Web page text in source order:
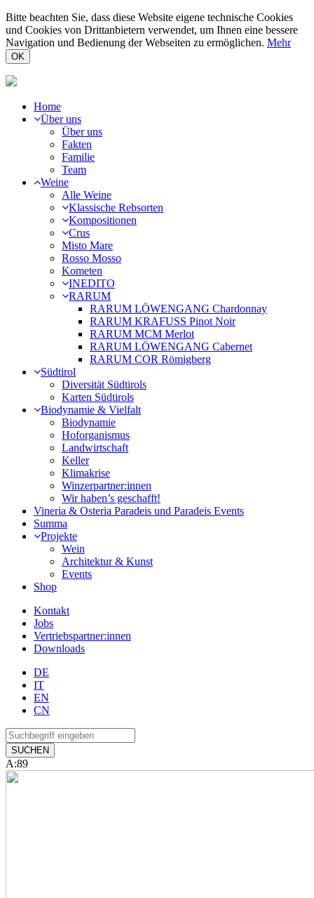
Bitte beachten Sie, dass diese Website eigene technische Cookies
und Cookies von Drittanbietern verwendet, um Ihnen eine bessere
Navigation und Bedienung der Webseiten zu ermöglichen. Mehr
OK
Home
Über uns
Über uns
Fakten
Familie
Team
Weine
Alle Weine
Klassische Rebsorten
Kompositionen
Crus
Misto Mare
Rosso Mosso
Kometen
INEDITO
RARUM
RARUM LÖWENGANG Chardonnay
RARUM KRAFUSS Pinot Noir
RARUM MCM Merlot
RARUM LÖWENGANG Cabernet
RARUM COR Römigberg
Südtirol
Diversität Südtirols
Karten Südtirols
Biodynamie & Vielfalt
Biodynamie
Hoforganismus
Landwirtschaft
Keller
Klimakrise
Winzerpartner:innen
Wir haben’s geschafft!
Vineria & Osteria Paradeis und Paradeis Events
Summa
Projekte
Wein
Architektur & Kunst
Events
Shop
Kontakt
Jobs
Vertriebspartner:innen
Downloads
DE
IT
EN
CN
A:89